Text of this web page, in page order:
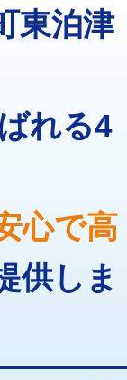
円
円
円
円
見積
円
円
円
円
円
円～
円+材料費
東泊津
れる4
心で高
供しま